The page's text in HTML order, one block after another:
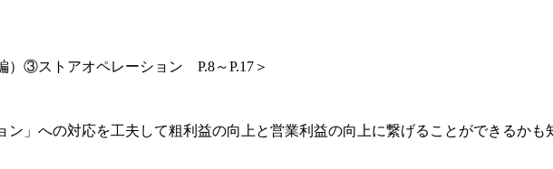
）③ストアオペレーション P.8～P.17＞
ン」への対応を工夫して粗利益の向上と営業利益の向上に繋げることができるかも